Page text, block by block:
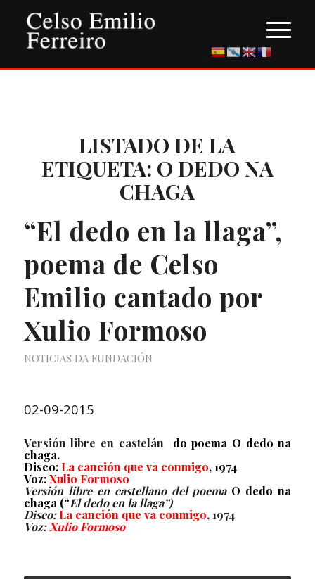
LISTADO DE LA
ETIQUETA: O DEDO NA
CHAGA
“El dedo en la llaga”,
poema de Celso
Emilio cantado por
Xulio Formoso
NOTICIAS DA FUNDACIÓN
02-09-2015
Versión libre en castelán do poema O dedo na
chaga.
Disco: La canción que va conmigo,1974
Voz:Xulio Formoso
Versión libre en castellanodel poema O dedo na
chaga (“El dedo en la llaga”)
Disco:La canción que va conmigo, 1974
Voz:Xulio Formoso